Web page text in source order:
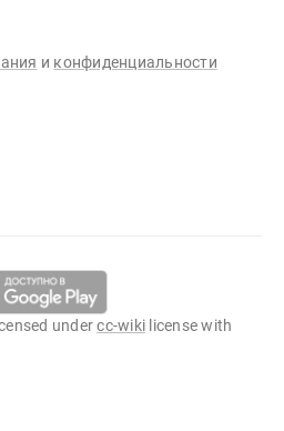
и конфиденциальности
undercc-wiki license with